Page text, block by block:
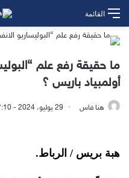
القائمة
ما حقيقة رفع علم
أولمبياد باريس ؟
هنا فاس 29 يوليو، 2024 - 7:10 مساءً
هبة بريس / الرباط.